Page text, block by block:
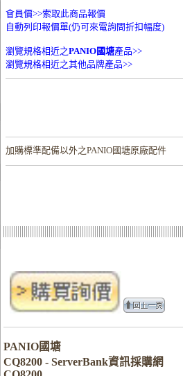
會員價>>索取此商品報價
自動列印報價單(仍可來電詢問折扣幅度)
瀏覽規格相近之PANIO國塘產品>>
瀏覽規格相近之其他品牌產品>>
加購標準配備以外之PANIO國塘原廠配件
PANIO國塘
CQ8200 - ServerBank資訊採購網